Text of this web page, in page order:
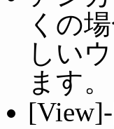
くの
しい
ます。